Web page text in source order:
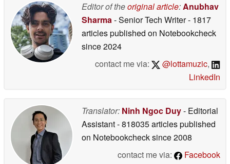
Editor of theoriginal article:Anubhav
Sharma- Senior Tech Writer- 1817
articles published on Notebookcheck
since 2024
contact me via:
@lottamuzic,
LinkedIn
Translator: Ninh Ngoc Duy- Editorial
Assistant- 818035 articles published
on Notebookchecksince 2008
contact me via:
Facebook